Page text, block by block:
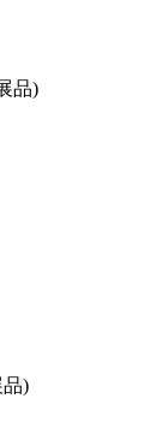
品)
品)